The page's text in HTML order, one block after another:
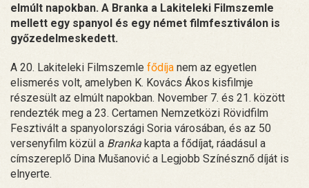
elmúlt napokban. A Branka a Lakiteleki Filmszemle
mellett egy spanyol és egy német filmfesztiválon is
győzedelmeskedett.
A 20. Lakiteleki Filmszemle fődíja nem az egyetlen
elismerés volt, amelyben K. Kovács Ákos kisfilmje
részesült az elmúlt napokban. November 7. és 21. között
rendezték meg a 23. Certamen Nemzetközi Rövidfilm
Fesztivált a spanyolországi Soria városában, és az 50
versenyfilm közül a Branka kapta a fődíjat, ráadásul a
címszereplő Dina Mušanović a Legjobb Színésznő díját is
elnyerte.